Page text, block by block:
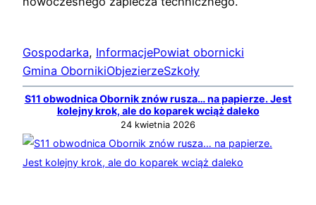
Gospodarka, InformacjePowiat obornicki
Gmina ObornikiObjezierzeSzkoły
S11 obwodnica Obornik znów rusza… na papierze. Jest
kolejny krok, ale do koparek wciąż daleko
24 kwietnia 2026